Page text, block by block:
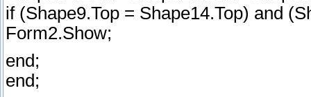
if (Shape9.Top = Shape14.Top) and
Form2.Show;
end;
end;